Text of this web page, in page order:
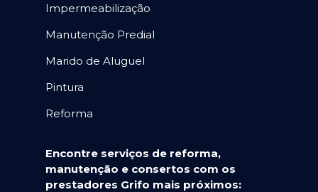
Impermeabilização
Manutenção Predial
Marido de Aluguel
Pintura
Reforma
Encontre serviços de reforma,
manutenção e consertos com os
prestadores Grifo mais próximos: